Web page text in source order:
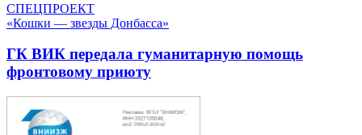
СПЕЦПРОЕКТ
«Кошки — звезды Донбасса»
ГК ВИК передала гуманитарную помощь
фронтовому приюту